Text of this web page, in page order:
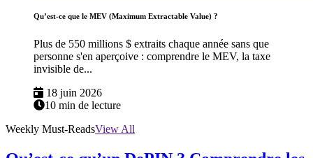
Qu’est-ce que le MEV (Maximum Extractable Value) ?
Plus de 550 millions $ extraits chaque année sans que
personne s'en aperçoive : comprendre le MEV, la taxe
invisible de...
18 juin 2026
10 min de lecture
Weekly Must-ReadsView All